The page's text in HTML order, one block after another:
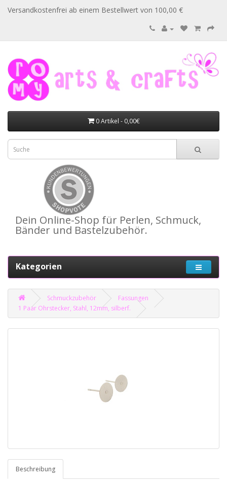
Versandkostenfrei ab einem Bestellwert von 100,00 €
0 Artikel - 0,00€
Dein Online-Shop für Perlen, Schmuck,
Bänder und Bastelzubehör.
Kategorien
Schmuckzubehör
Fassungen
1 Paar Ohrstecker, Stahl, 12mm, silberf.
Beschreibung